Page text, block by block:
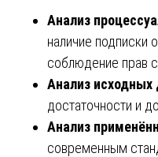
Анализ
наличие подписки
соблюдение прав
Анализ исходных
достаточности и
Анализ
современным